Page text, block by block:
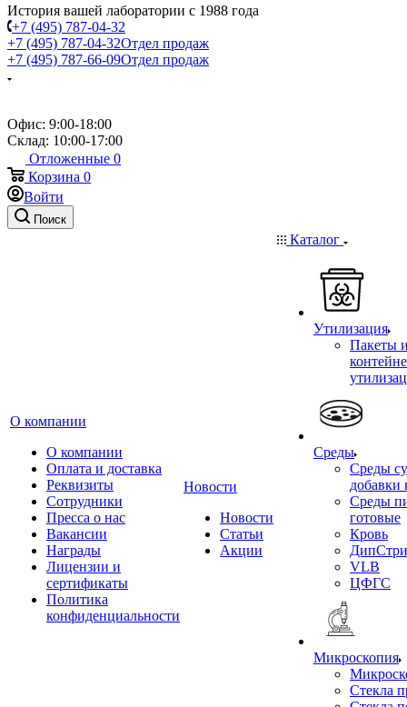
История вашей лаборатории с 1988 года
+7 (495) 787-04-32
+7 (495) 787-04-32Отдел продаж
+7 (495) 787-66-09Отдел продаж
Офис: 9:00-18:00
Склад: 10:00-17:00
Отложенные 0
Корзина 0
Войти
Поиск
О компании
О компании
Оплата и доставка
Реквизиты
Сотрудники
Пресса о нас
Вакансии
Награды
Лицензии и
сертификаты
Политика
конфиденциальности
Новости
Новости
Статьи
Акции
Каталог
Утилизация
Пакеты
Среды
Среды
добавки
Среды
готовые
Кровь
VLB
ЦФГС
Микроскопия
Стекла